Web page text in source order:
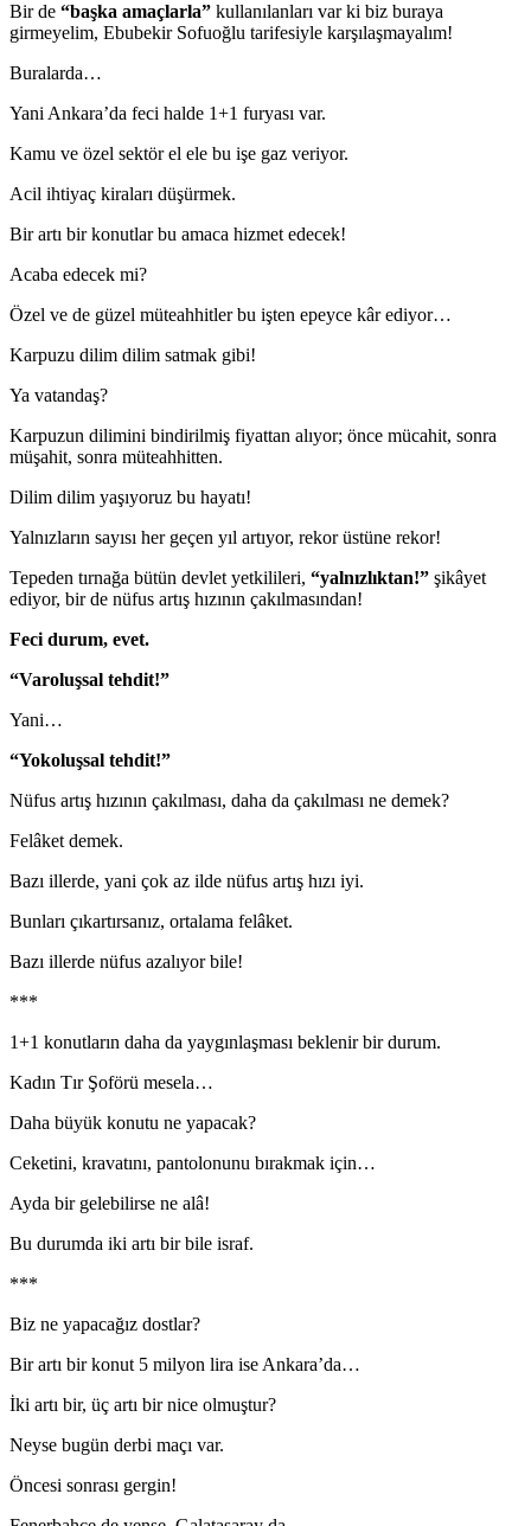
Bir de “başka amaçlarla” kullanılanları var ki biz buraya
girmeyelim, Ebubekir Sofuoğlu tarifesiyle karşılaşmayalım!
Buralarda…
Yani Ankara’da feci halde 1+1 furyası var.
Kamu ve özel sektör el ele bu işe gaz veriyor.
Acil ihtiyaç kiraları düşürmek.
Bir artı bir konutlar bu amaca hizmet edecek!
Acaba edecek mi?
Özel ve de güzel müteahhitler bu işten epeyce kâr ediyor…
Karpuzu dilim dilim satmak gibi!
Ya vatandaş?
Karpuzun dilimini bindirilmiş fiyattan alıyor; önce mücahit, sonra
müşahit, sonra müteahhitten.
Dilim dilim yaşıyoruz bu hayatı!
Yalnızların sayısı her geçen yıl artıyor, rekor üstüne rekor!
Tepeden tırnağa bütün devlet yetkilileri, “yalnızlıktan!” şikâyet
ediyor, bir de nüfus artış hızının çakılmasından!
Feci durum, evet.
“Varoluşsal tehdit!”
Yani…
“Yokoluşsal tehdit!”
Nüfus artış hızının çakılması, daha da çakılması ne demek?
Felâket demek.
Bazı illerde, yani çok az ilde nüfus artış hızı iyi.
Bunları çıkartırsanız, ortalama felâket.
Bazı illerde nüfus azalıyor bile!
***
1+1 konutların daha da yaygınlaşması beklenir bir durum.
Kadın Tır Şoförü mesela…
Daha büyük konutu ne yapacak?
Ceketini, kravatını, pantolonunu bırakmak için…
Ayda bir gelebilirse ne alâ!
Bu durumda iki artı bir bile israf.
***
Biz ne yapacağız dostlar?
Bir artı bir konut 5 milyon lira ise Ankara’da…
İki artı bir, üç artı bir nice olmuştur?
Neyse bugün derbi maçı var.
Öncesi sonrası gergin!